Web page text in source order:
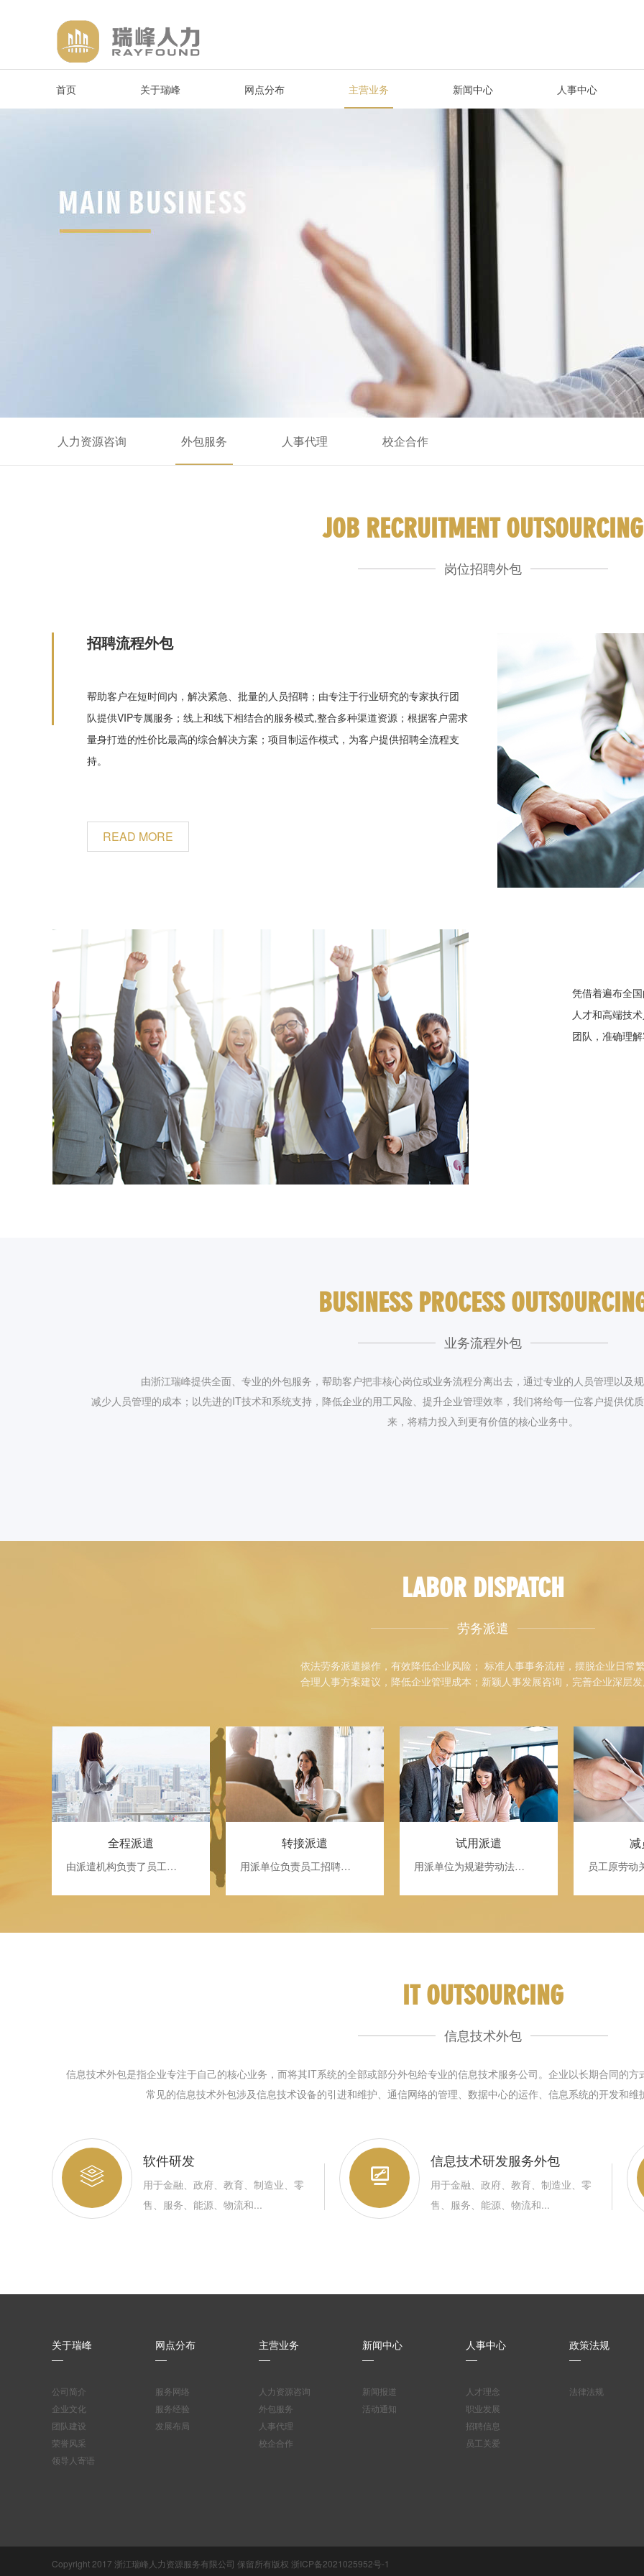
首页 关于瑞峰 网点分布 主营业务 新闻中心 人事中心
人力资源咨询 外包服务 人事代理 校企合作
JOB RECRUITMENT OUTSOURCING
岗位招聘外包
招聘流程外包
帮助客户在短时间内，解决紧急、批量的人员招聘；由专注于行业研究的专家执行团
队提供VIP专属服务；线上和线下相结合的服务模式,整合多种渠道资源；根据客户需求
量身打造的性价比最高的综合解决方案；项目制运作模式，为客户提供招聘全流程支
持。
READ MORE
凭借着遍布全
人才和高端技
团队，准确理
BUSINESS PROCESS
业务流程外包
由浙江瑞峰提供全面、专业的外包服务，帮助客户把非核心岗位或业务流程分离出去，通过专业的人员管理以及
减少人员管理的成本；以先进的IT技术和系统支持，降低企业的用工风险、提升企业管理效率，我们将给每一位客户提供优
来，将精力投入到更有价值的核心业务中。
LABOR DISPATCH
劳务派遣
依法劳务派遣操作，有效降低企业风险； 标准人事事务流程，摆脱企业日常
合理人事方案建议，降低企业管理成本；新颖人事发展咨询，完善企业深层
全程派遣
由派遣机构负责了员工…
转接派遣
用派单位负责员工招聘…
试用派遣
用派单位为规避劳动法…
减
员工原劳
IT OUTSOURCING
信息技术外包
信息技术外包是指企业专注于自己的核心业务，而将其IT系统的全部或部分外包给专业的信息技术服务公司。企业以长期合同的
常见的信息技术外包涉及信息技术设备的引进和维护、通信网络的管理、数据中心的运作、信息系统的开发和
软件研发
用于金融、政府、教育、制造业、零
售、服务、能源、物流和...
信息技术研发服务外包
用于金融、政府、教育、制造业、零
售、服务、能源、物流和...
关于瑞峰
公司简介
企业文化
团队建设
荣誉风采
领导人寄语
网点分布
服务网络
服务经验
发展布局
主营业务
人力资源咨询
外包服务
人事代理
校企合作
新闻中心
新闻报道
活动通知
人事中心
人才理念
职业发展
招聘信息
员工关爱
政策法规
法律法规
Copyright 2017 浙江瑞峰人力资源服务有限公司 保留所有版权 浙ICP备2021025952号-1